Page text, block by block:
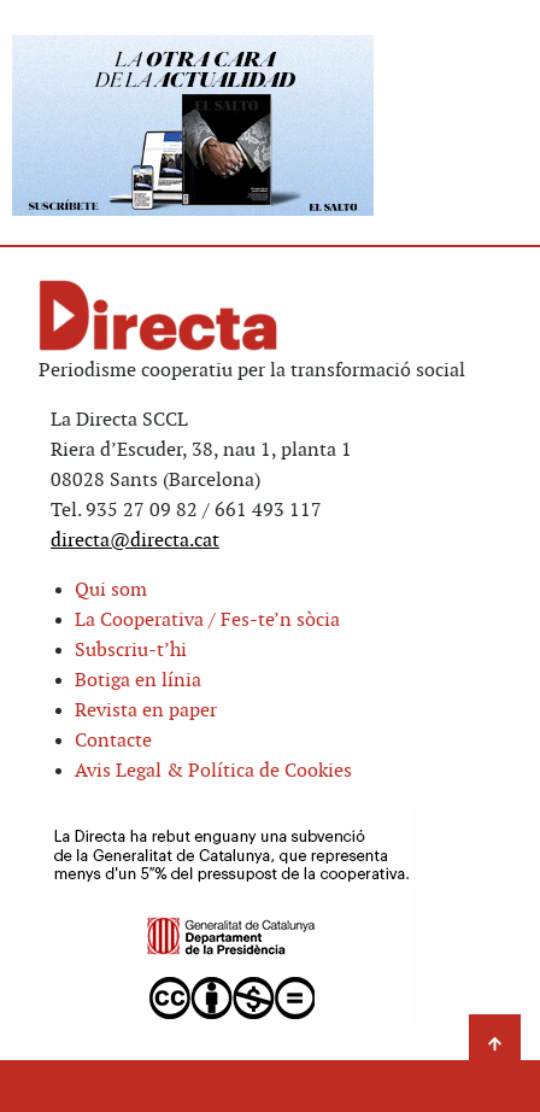
Periodisme cooperatiu per la transformació social
La Directa SCCL
Riera d’Escuder, 38, nau 1, planta 1
08028 Sants (Barcelona)
Tel. 935 27 09 82 / 661 493 117
directa@directa.cat
Qui som
La Cooperativa / Fes-te’n sòcia
Subscriu-t’hi
Botiga en línia
Revista en paper
Contacte
Avis Legal & Política de Cookies